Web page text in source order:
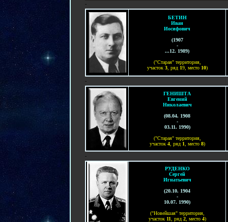
-
БЕТИН
Иван
Иосифович
(1907
-
...12. 1989)
("Старая" территория,
участок 3, ряд 19, место 10)
-
ГЕНИШТА
Евгений
Николаевич
(08.04. 1908
-
03.11. 1990)
("Старая" территория,
участок 4, ряд 1, место 8)
-
РУДЕНКО
Сергей
Игнатьевич
(20.10. 1904
-
10.07. 1990)
("Новейшая" территория,
участок 11, ряд 2, место 4)